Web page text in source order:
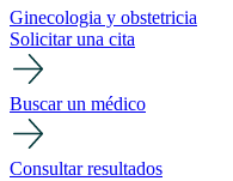
Ginecologia y obstetricia
Solicitar una cita
Buscar un médico
Consultar resultados